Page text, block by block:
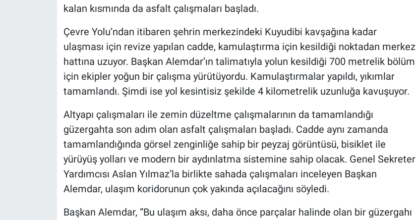
kalan kısmında da asfalt çalışmaları başladı.
Çevre Yolu’ndan itibaren şehrin merkezindeki Kuyudibi kavşağına kadar
ulaşması için revize yapılan cadde, kamulaştırma için kesildiği noktadan merkez
hattına uzuyor. Başkan Alemdar’ın talimatıyla yolun kesildiği 700 metrelik bölüm
için ekipler yoğun bir çalışma yürütüyordu. Kamulaştırmalar yapıldı, yıkımlar
tamamlandı. Şimdi ise yol kesintisiz şekilde 4 kilometrelik uzunluğa kavuşuyor.
Altyapı çalışmaları ile zemin düzeltme çalışmalarının da tamamlandığı
güzergahta son adım olan asfalt çalışmaları başladı. Cadde aynı zamanda
tamamlandığında görsel zenginliğe sahip bir peyzaj görüntüsü, bisiklet ile
yürüyüş yolları ve modern bir aydınlatma sistemine sahip olacak. Genel Sekreter
Yardımcısı Aslan Yılmaz’la birlikte sahada çalışmaları inceleyen Başkan
Alemdar, ulaşım koridorunun çok yakında açılacağını söyledi.
Başkan Alemdar, “Bu ulaşım aksı, daha önce parçalar halinde olan bir güzergahı